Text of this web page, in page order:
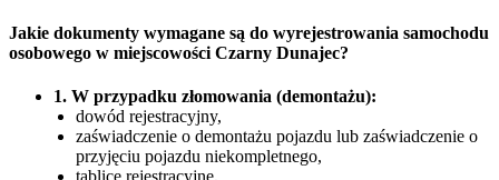
Jakie dokumenty wymagane są do wyrejestrowania samochodu
osobowego w miejscowości Czarny Dunajec?
1. W przypadku złomowania (demontażu):
dowód rejestracyjny,
zaświadczenie o demontażu pojazdu lub zaświadczenie o
przyjęciu pojazdu niekompletnego,
tablice rejestracyjne,